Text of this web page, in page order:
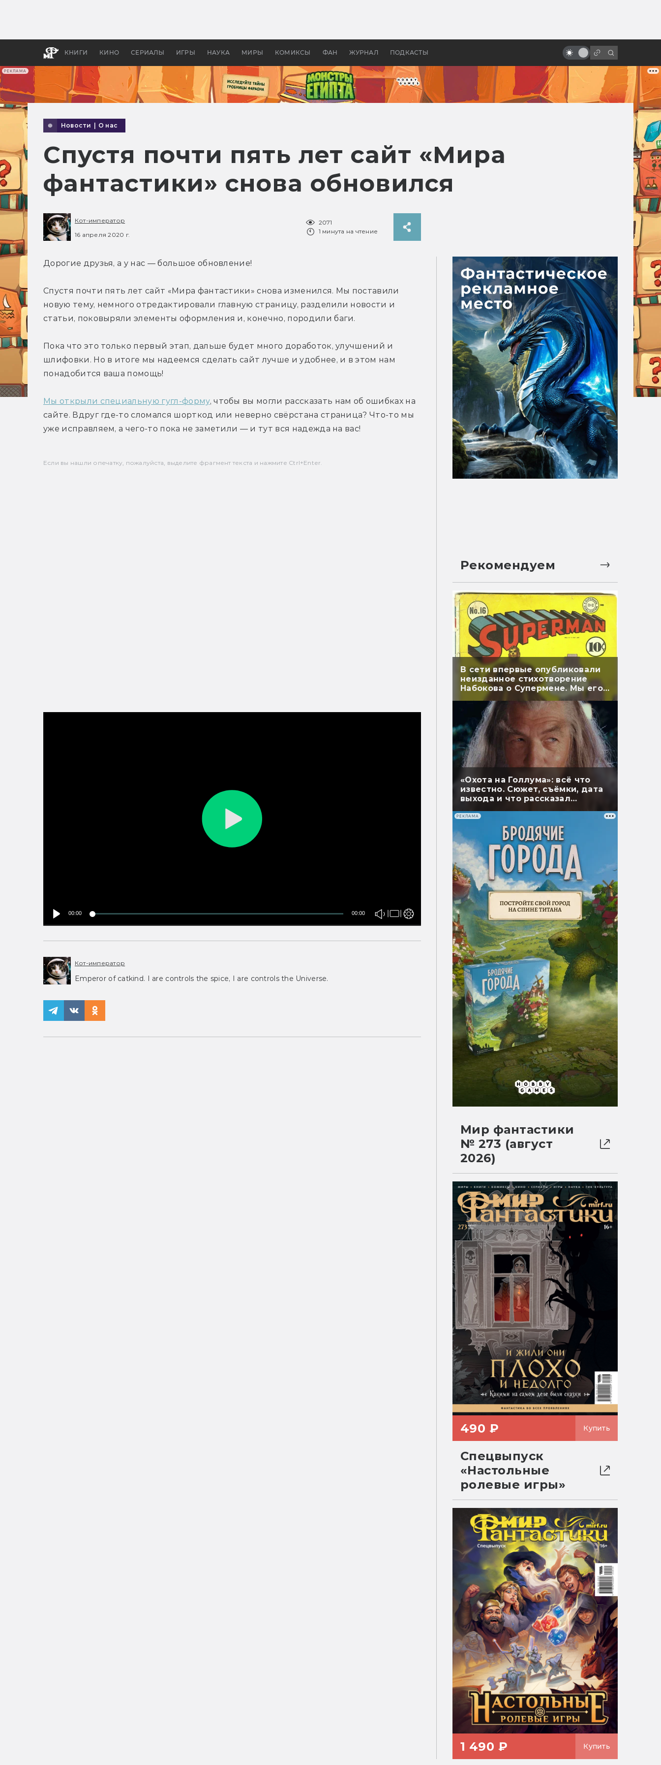
РЕКЛАМА
КНИГИ КИНО СЕРИАЛЫ ИГРЫ НАУКА МИРЫ КОМИКСЫ ФАН ЖУРНАЛ ПОДКАСТЫ
апокалипсис, в России —
бы «Властелина колец»
будущие
Новости О нас
Спустя почти пять лет сайт «Мира
фантастики» снова обновился
Кот-император
16 апреля 2020 г.
2071
1 минута на чтение
Дорогие друзья, а у нас — большое обновление!
Спустя почти пять лет сайт «Мира фантастики» снова изменился. Мы поставили
новую тему, немного отредактировали главную страницу, разделили новости и
статьи, поковыряли элементы оформления и, конечно, породили баги.
Пока что это только первый этап, дальше будет много доработок, улучшений и
шлифовки. Но в итоге мы надеемся сделать сайт лучше и удобнее, и в этом нам
понадобится ваша помощь!
Мы открыли специальную гугл-форму, чтобы вы могли рассказать нам об ошибках на
сайте. Вдруг где-то сломался шорткод или неверно свёрстана страница? Что-то мы
уже исправляем, а чего-то пока не заметили — и тут вся надежда на вас!
Если вы нашли опечатку, пожалуйста, выделите фрагмент текста и нажмите Ctrl+Enter.
00:00 00:00
Кот-император
Emperor of catkind. I are controls the spice, I are controls the Universe.
Рекомендуем
В сети впервые опубликовали
неизданное стихотворение
Набокова о Супермене. Мы его
перевели
«Охота на Голлума»: всё что
известно. Сюжет, съёмки, дата
выхода и что рассказал
РЕКЛАМА
Мир фантастики
№ 273 (август
2026)
490 ₽ Купить
Спецвыпуск
«Настольные
ролевые игры»
1 490 ₽ Купить